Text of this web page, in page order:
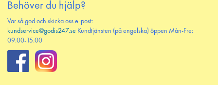
nyhetsbrev
Behöver du hjälp?
Var så god och skicka oss e-post:
kundservice@godis247.se Kundtjänsten (på engelska) öppen Mån-Fre:
09.00-15.00